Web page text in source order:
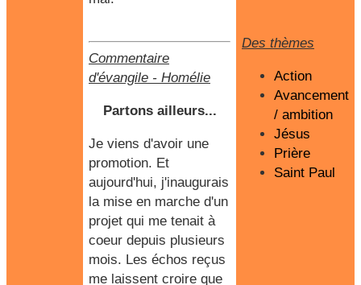
Commentaire
d'évangile - Homélie
Partons ailleurs...
Je viens d'avoir une
promotion. Et
aujourd'hui, j'inaugurais
la mise en marche d'un
projet qui me tenait à
coeur depuis plusieurs
mois. Les échos reçus
me laissent croire que
Des thèmes
Action
Avancement
/ ambition
Jésus
Prière
Saint Paul